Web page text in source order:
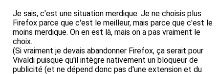
Je sais, c'est une situation merdique. Je ne choisis plus
Firefox parce que c'est le meilleur, mais parce que c'est le
moins merdique. On en est là, mais on a pas vraiment le
choix.
(Si vraiment je devais abandonner Firefox, ça serait pour
Vivaldi puisque qu'il intègre nativement un bloqueur de
publicité (et ne dépend donc pas d'une extension et du